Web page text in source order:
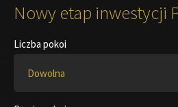
Nowy etap inwestycji
Liczba pokoi
Dowolna